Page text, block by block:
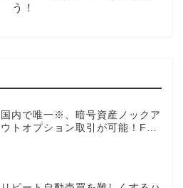
う！
国内で唯一※、暗号資産ノックア
ウトオプション取引が可能！FX